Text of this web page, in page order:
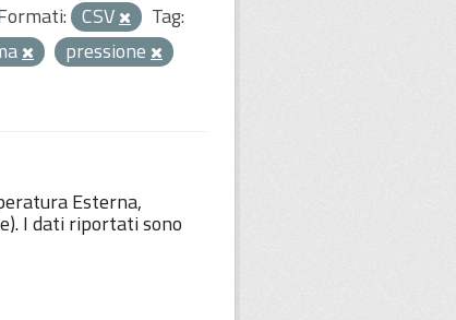
CSV
Tag:
pressione
Esterna,
I dati riportati sono